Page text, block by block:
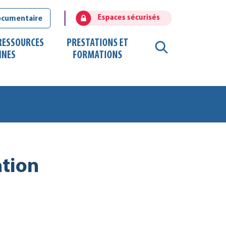
Espaces sécurisés
PRESTATIONS ET
FORMATIONS